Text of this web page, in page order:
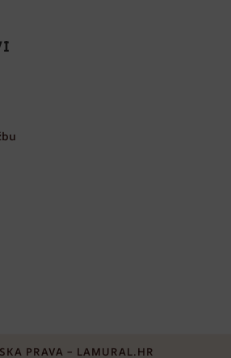
PRAVA – LAMURAL.HR